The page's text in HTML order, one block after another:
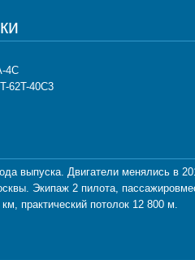
4C
62T-40C3
выпуска. Двигатели менялись в
Экипаж 2 пилота,
практический потолок 12 800 м.